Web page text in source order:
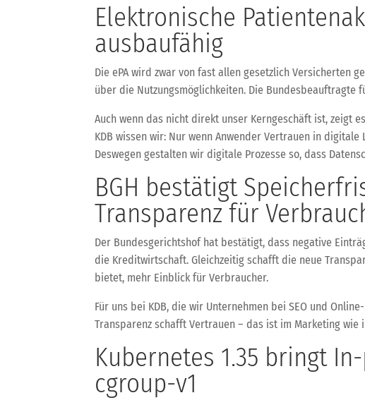
Elektronische
ausbaufähig
Die ePA wird zwar von fast allen gesetzlich Versicherten
über die Nutzungsmöglichkeiten. Die
Auch wenn das nicht direkt unser Kerngeschäft ist, zeigt
KDB wissen wir: Nur wenn Anwender Vertrauen in
Deswegen gestalten wir digitale Prozesse so, dass
BGH bestätigt
Transparenz für
Der Bundesgerichtshof hat bestätigt, dass negative
die Kreditwirtschaft. Gleichzeitig schafft die neue
bietet, mehr Einblick für Verbraucher.
Für uns bei KDB, die wir Unternehmen bei SEO und
Transparenz schafft Vertrauen – das ist im Marketing wie
Kubernetes 1.35 bringt
cgroup-v1